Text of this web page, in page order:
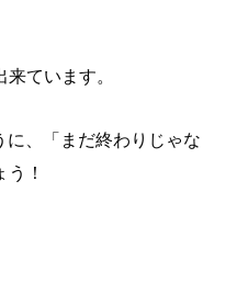
ています。
に、「まだ終わりじゃな
！